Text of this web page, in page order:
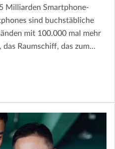
Milliarden Smartphone-
sind buchstäbliche
mit 100.000 mal mehr